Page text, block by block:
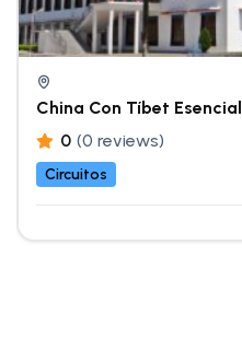
China Con Tíbet Esencial
0 (0 reviews)
Circuitos